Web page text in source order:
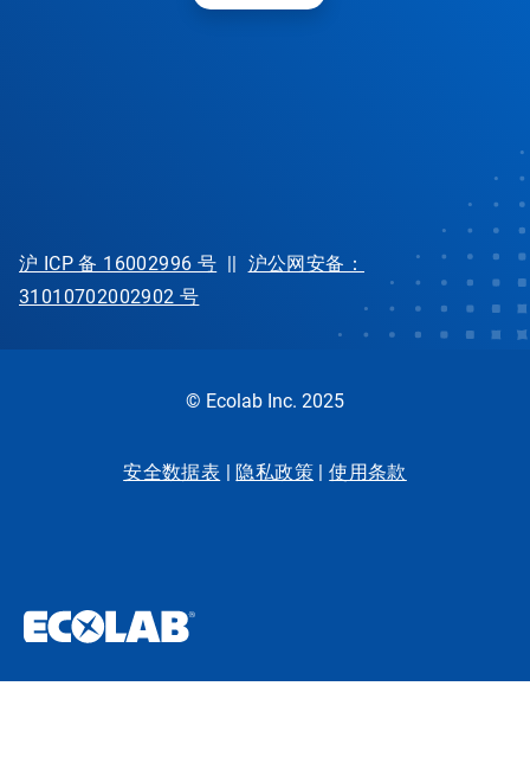
沪 ICP 备 16002996 号 || 沪公网安备：
31010702002902 号
© Ecolab Inc. 2025
安全数据表 | 隐私政策 |使用条款